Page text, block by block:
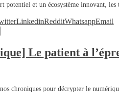
potentiel et un écosystème innovant, les
LinkedinRedditWhatsappEmail
Le patient à
chroniques pour décrypter le